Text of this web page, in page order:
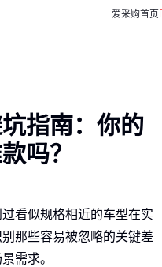
爱采购首页
指南：你的
吗？
看似规格相近的车型在实
那些容易被忽略的关键差
需求。